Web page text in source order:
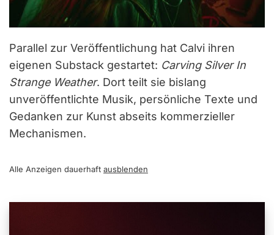
Parallel zur Veröffentlichung hat Calvi ihren
eigenen Substack gestartet: Carving Silver In
Strange Weather. Dort teilt sie bislang
unveröffentlichte Musik, persönliche Texte und
Gedanken zur Kunst abseits kommerzieller
Mechanismen.
Alle Anzeigen dauerhaft ausblenden